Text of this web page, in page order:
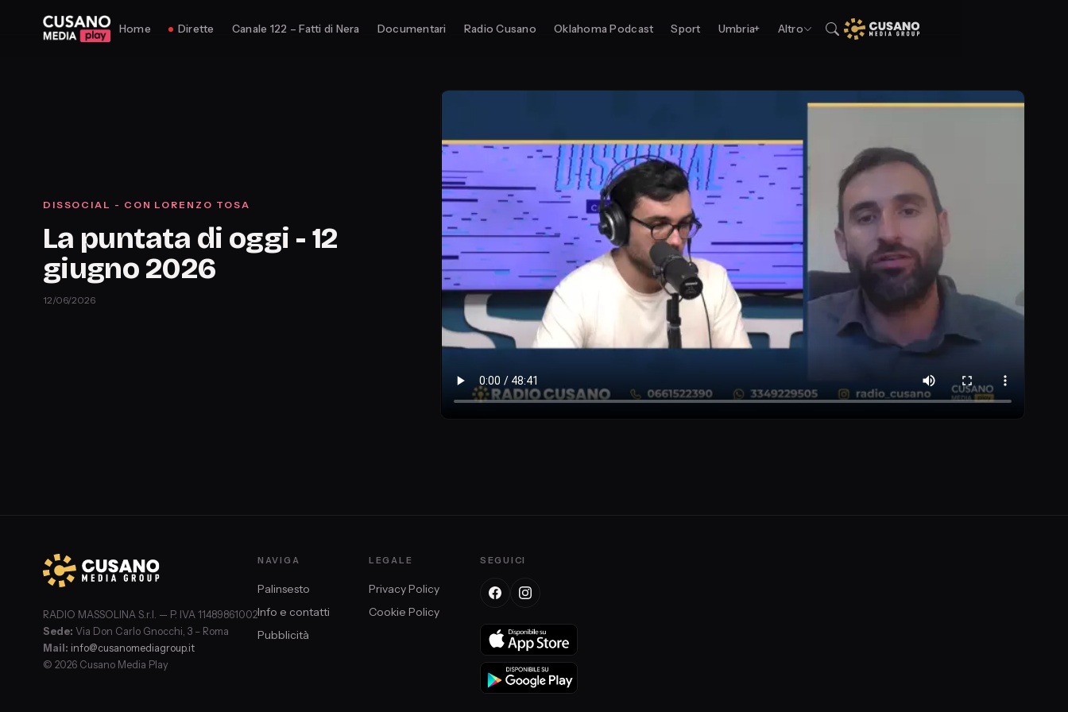
Home Dirette Canale 122 – Fatti di Nera Documentari Radio Cusano Oklahoma Podcast Sport Umbria+ Altro
DISSOCIAL - CON LORENZO TOSA
La puntata di oggi - 12
giugno 2026
12/06/2026
RADIO MASSOLINA S.r.l. — P. IVA 11489861002
Sede: Via Don Carlo Gnocchi, 3 – Roma
Mail: info@cusanomediagroup.it
© 2026 Cusano Media Play
NAVIGA
Palinsesto
Info e contatti
Pubblicità
LEGALE
Privacy Policy
Cookie Policy
SEGUICI